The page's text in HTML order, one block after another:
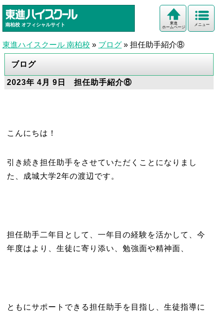
南柏校 オフィシャルサイト メニュー
東進
ホームページ
東進ハイスクール 南柏校 » ブログ » 担任助手紹介⑧
ブログ
2023年 4月 9日 担任助手紹介⑧
こんにちは！
引き続き担任助手をさせていただくことになりまし
た、成城大学2年の渡辺です。
担任助手二年目として、一年目の経験を活かして、今
年度はより、生徒に寄り添い、勉強面や精神面、
ともにサポートできる担任助手を目指し、生徒指導に